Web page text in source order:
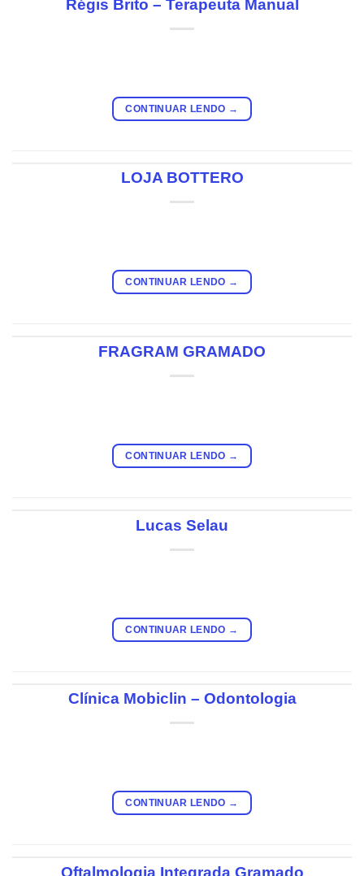
Régis Brito – Terapeuta Manual
CONTINUAR LENDO →
LOJA BOTTERO
CONTINUAR LENDO →
FRAGRAM GRAMADO
CONTINUAR LENDO →
Lucas Selau
CONTINUAR LENDO →
Clínica Mobiclin – Odontologia
CONTINUAR LENDO →
Oftalmologia Integrada Gramado